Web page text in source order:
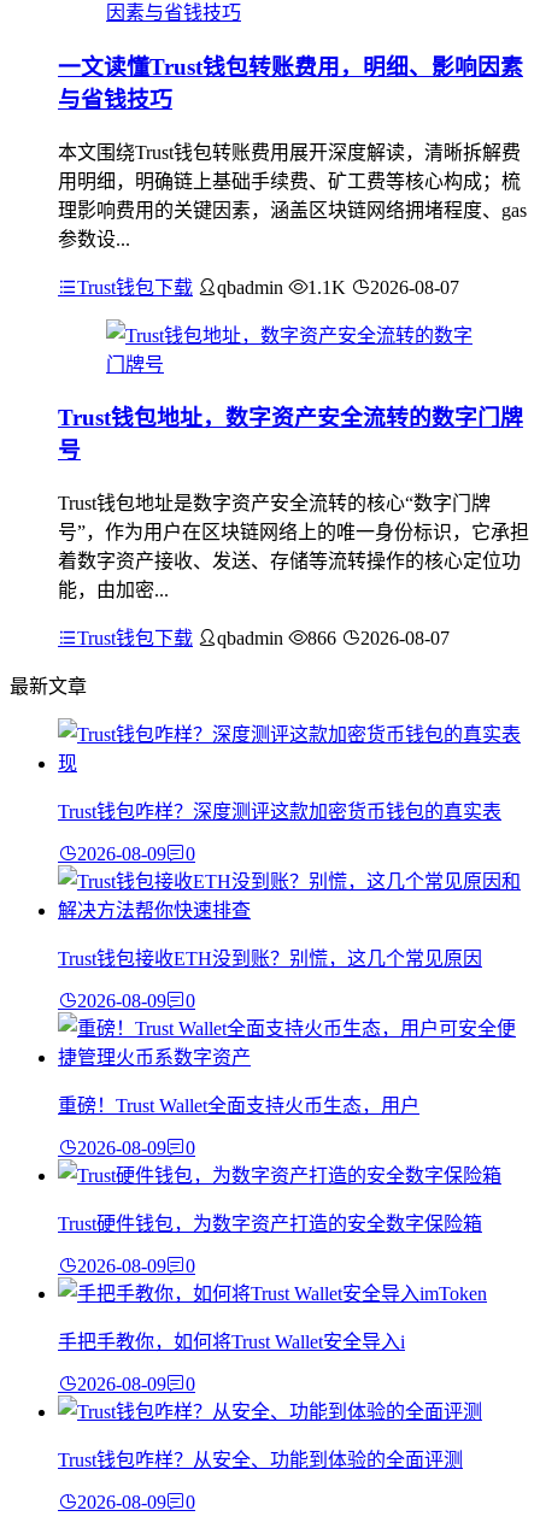
一文读懂Trust钱包转账费用，明细、影响因素
与省钱技巧
本文围绕Trust钱包转账费用展开深度解读，清晰拆解费
用明细，明确链上基础手续费、矿工费等核心构成；梳
理影响费用的关键因素，涵盖区块链网络拥堵程度、gas
参数设...
Trust钱包下载 qbadmin 1.1K 2026-08-07
Trust钱包地址，数字资产安全流转的数字门牌
号
Trust钱包地址是数字资产安全流转的核心“数字门牌
号”，作为用户在区块链网络上的唯一身份标识，它承担
着数字资产接收、发送、存储等流转操作的核心定位功
能，由加密...
Trust钱包下载 qbadmin 866 2026-08-07
最新文章
Trust钱包咋样？深度测评这款加密货币钱包的真实表
2026-08-09 0
Trust钱包接收ETH没到账？别慌，这几个常见原因
2026-08-09 0
重磅！Trust Wallet全面支持火币生态，用户
2026-08-09 0
Trust硬件钱包，为数字资产打造的安全数字保险箱
2026-08-09 0
手把手教你，如何将Trust Wallet安全导入i
2026-08-09 0
Trust钱包咋样？从安全、功能到体验的全面评测
2026-08-09 0